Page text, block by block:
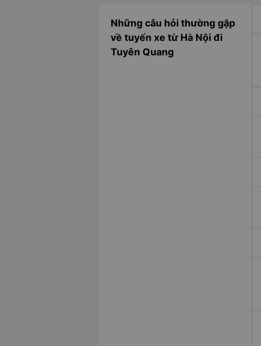
Những câu hỏi thường gặp
về tuyến xe từ Hà Nội đi
Tuyên Quang